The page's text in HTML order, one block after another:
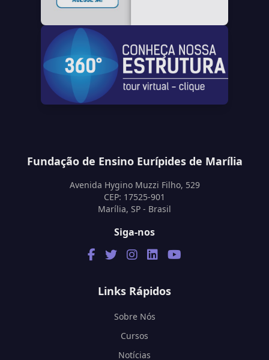
Fundação de Ensino Eurípides de Marília
Avenida Hygino Muzzi Filho, 529
CEP: 17525-901
Marília, SP - Brasil
Siga-nos
Links Rápidos
Sobre Nós
Cursos
Notícias